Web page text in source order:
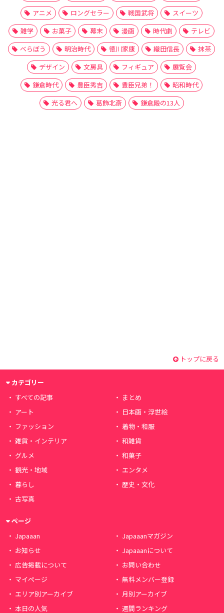
アニメ
ロングセラー 戦国武将
スイーツ
雑学
お菓子 幕末 漫画 時代劇
テレビ
べらぼう
明治時代 徳川家康 織田信長
抹茶
デザイン
文房具 フィギュア
展覧会
鎌倉時代
豊臣秀吉 豊臣兄弟！
昭和時代
光る君へ
葛飾北斎 鎌倉殿の13人
トップに戻る
カテゴリー
すべての記事
まとめ
アート
日本画・浮世絵
ファッション
着物・和服
雑貨・インテリア
和雑貨
グルメ
和菓子
観光・地域
エンタメ
暮らし
歴史・文化
古写真
ページ
Japaaan
Japaaanマガジン
お知らせ
Japaaanについて
広告掲載について
お問い合わせ
マイページ
無料メンバー登録
エリア別アーカイブ
月別アーカイブ
本日の人気
週間ランキング